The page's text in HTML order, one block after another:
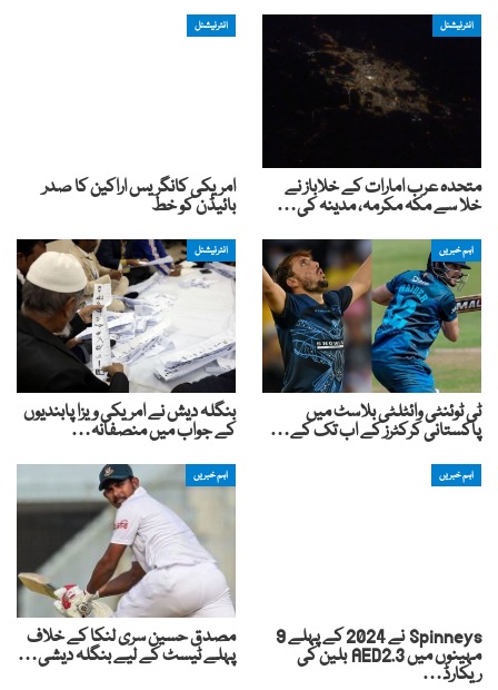
انٹرنیشنل
متحدہ عرب امارات کے خلاباز نے
خلا سے مکہ مکرمہ، مدینہ کی…
انٹرنیشنل
امریکی کانگریس اراکین کا صدر
بائیڈن کو خط
اہم خبریں
ٹی ٹوئنٹی وائٹلٹی بلاسٹ میں
پاکستانی کرکٹرز کے اب تک کے…
انٹرنیشنل
بنگلہ دیش نے امریکی ویزا پابندیوں
کے جواب میں منصفانہ…
اہم خبریں
Spinneys نے 2024 کے پہلے 9
مہینوں میں AED2.3 بلین کی
ریکارڈ…
اہم خبریں
مصدق حسین سری لنکا کے خلاف
پہلے ٹیسٹ کے لیے بنگلہ دیشی…